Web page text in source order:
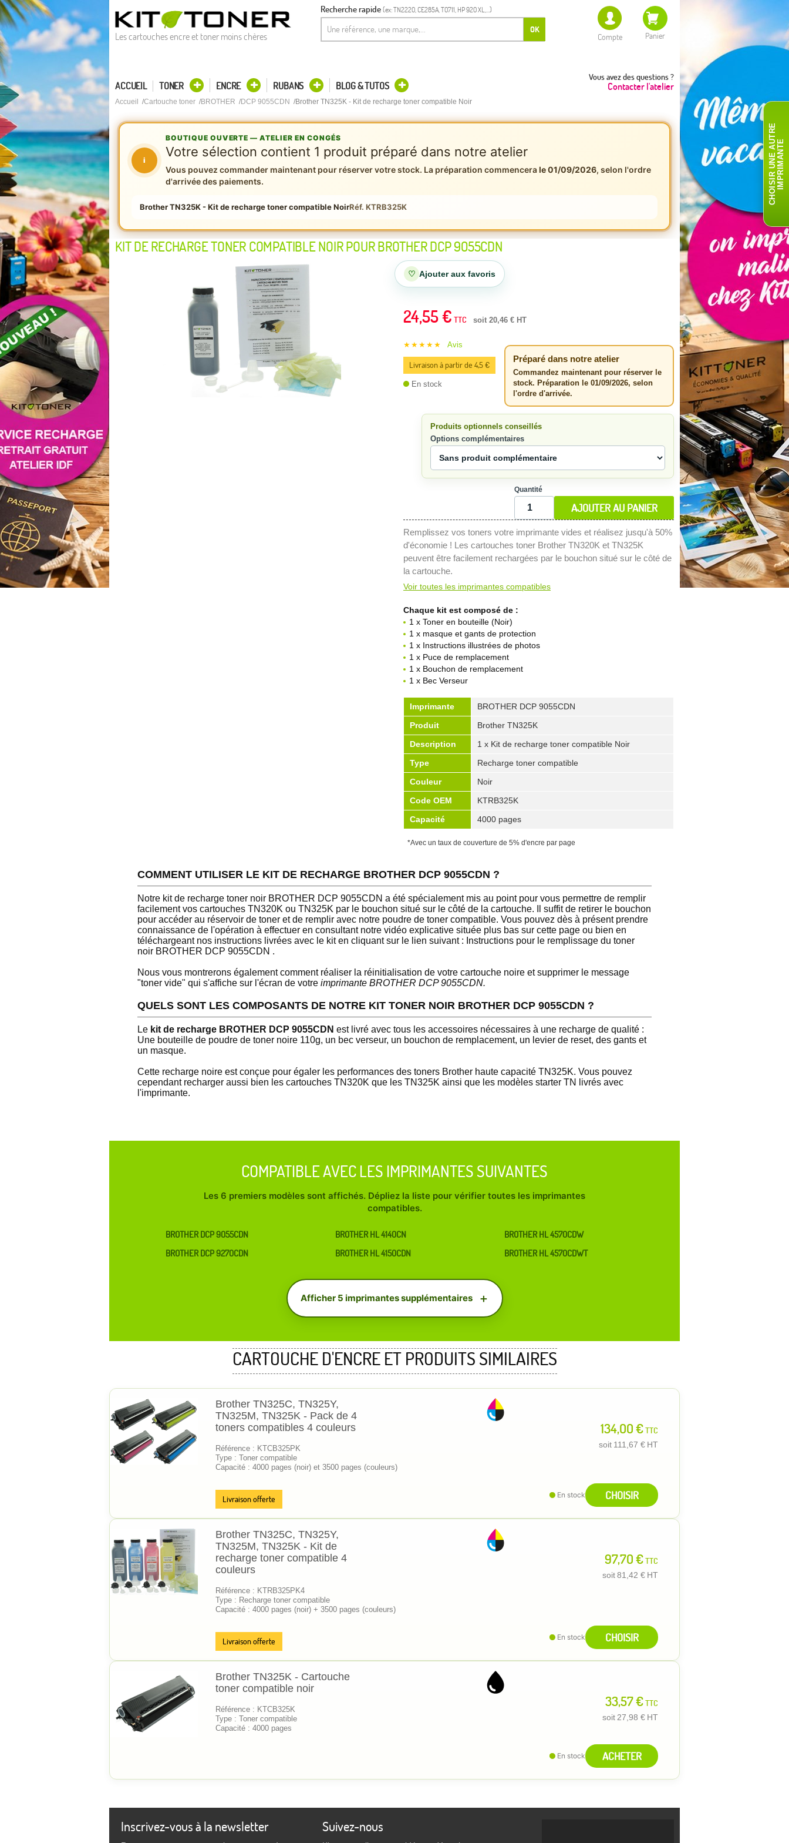
Les cartouches encre et toner moins chères
Recherche rapide (ex: TN2220, CE285A, T0711, HP 920 XL,...)
OK
Compte Panier
Vous avez des questions ?
Contacter l'atelier
ACCUEIL TONER ENCRE RUBANS BLOG & TUTOS
Accueil Cartouche toner BROTHER DCP 9055CDN Brother TN325K - Kit de recharge toner compatible Noir
i
BOUTIQUE OUVERTE — ATELIER EN CONGÉS
Votre sélection contient 1 produit préparé dans notre atelier
Vous pouvez commander maintenant pour réserver votre stock. La préparation commencerale 01/09/2026, selon l'ordre
d'arrivée des paiements.
Brother TN325K - Kit de recharge toner compatible NoirRéf. KTRB325K
KIT DE RECHARGE TONER COMPATIBLE NOIR POUR BROTHER DCP 9055CDN
♡ Ajouter aux favoris
24,55 € TTC soit 20,46 € HT
★★★★★ Avis
Livraison à partir de 4,5 €
En stock
Préparé dans notre atelier
Commandez maintenant pour réserver le
stock. Préparation le 01/09/2026, selon
l'ordre d'arrivée.
Produits optionnels conseillés
Options complémentaires
Quantité
AJOUTER AU PANIER
Remplissez vos toners votre imprimante vides et réalisez jusqu'à 50%
d'économie ! Les cartouches toner Brother TN320K et TN325K
peuvent être facilement rechargées par le bouchon situé sur le côté de
la cartouche.
Voir toutes les imprimantes compatibles
Chaque kit est composé de :
1 x Toner en bouteille (Noir)
1 x masque et gants de protection
1 x Instructions illustrées de photos
1 x Puce de remplacement
1 x Bouchon de remplacement
1 x Bec Verseur
Imprimante
BROTHER DCP 9055CDN
Produit
Brother TN325K
Description
1 x Kit de recharge toner compatible Noir
Type
Recharge toner compatible
Couleur
Noir
Code OEM
KTRB325K
Capacité
4000 pages
*Avec un taux de couverture de 5% d'encre par page
COMMENT UTILISER LE KIT DE RECHARGE BROTHER DCP 9055CDN ?
Notre kit de recharge toner noir BROTHER DCP 9055CDN a été spécialement mis au point pour vous permettre de remplir
facilement vos cartouches TN320K ou TN325K par le bouchon situé sur le côté de la cartouche. Il suffit de retirer le bouchon
pour accéder au réservoir de toner et de remplir avec notre poudre de toner compatible. Vous pouvez dès à présent prendre
connaissance de l'opération à effectuer en consultant notre vidéo explicative située plus bas sur cette page ou bien en
téléchargeant nos instructions livrées avec le kit en cliquant sur le lien suivant : Instructions pour le remplissage du toner
noir BROTHER DCP 9055CDN .
Nous vous montrerons également comment réaliser la réinitialisation de votre cartouche noire et supprimer le message
"toner vide" qui s'affiche sur l'écran de votre imprimante BROTHER DCP 9055CDN.
QUELS SONT LES COMPOSANTS DE NOTRE KIT TONER NOIR BROTHER DCP 9055CDN ?
Le kit de recharge BROTHER DCP 9055CDN est livré avec tous les accessoires nécessaires à une recharge de qualité :
Une bouteille de poudre de toner noire 110g, un bec verseur, un bouchon de remplacement, un levier de reset, des gants et
un masque.
Cette recharge noire est conçue pour égaler les performances des toners Brother haute capacité TN325K. Vous pouvez
cependant recharger aussi bien les cartouches TN320K que les TN325K ainsi que les modèles starter TN livrés avec
l'imprimante.
COMPATIBLE AVEC LES IMPRIMANTES SUIVANTES
Les 6 premiers modèles sont affichés. Dépliez la liste pour vérifier toutes les imprimantes
compatibles.
BROTHER DCP 9055CDN
BROTHER DCP 9270CDN
BROTHER HL 4140CN
BROTHER HL 4150CDN
BROTHER HL 4570CDW
BROTHER HL 4570CDWT
Afficher 5 imprimantes supplémentaires
CARTOUCHE D'ENCRE ET PRODUITS SIMILAIRES
Brother TN325C, TN325Y,
TN325M, TN325K - Pack de 4
toners compatibles 4 couleurs
Référence : KTCB325PK
Type : Toner compatible
Capacité : 4000 pages (noir) et 3500 pages (couleurs)
134,00 €TTC
soit 111,67 € HT
Livraison offerte En stock CHOISIR
Brother TN325C, TN325Y,
TN325M, TN325K - Kit de
recharge toner compatible 4
couleurs
Référence : KTRB325PK4
Type : Recharge toner compatible
Capacité : 4000 pages (noir) + 3500 pages (couleurs)
97,70 €TTC
soit81,42 € HT
Livraison offerte En stock CHOISIR
Brother TN325K - Cartouche
toner compatible noir
Référence : KTCB325K
Type : Toner compatible
Capacité : 4000 pages
33,57 €TTC
soit 27,98 € HT
En stock ACHETER
Inscrivez-vous à la newsletter Suivez-nous
C
H
O
I
S
I
R
U
N
E
AU
T
R
E
I
M
P
R
I
M
A
N
TE